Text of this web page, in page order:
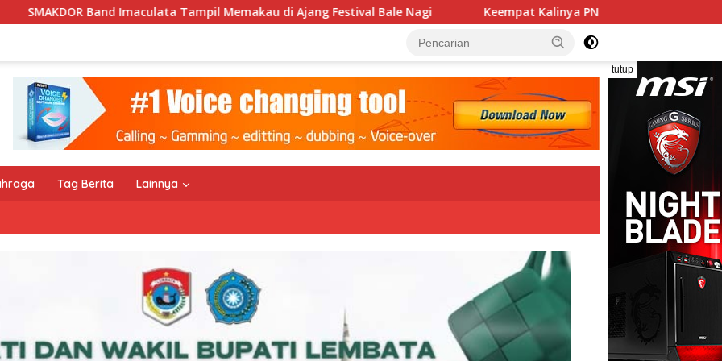
Tampil Memakau di Ajang Festival Bale Nagi Keempat Kalinya PN Lembata Kabulkan Eksepsi, Kado Songsong
tutup
Tag Berita Lainnya